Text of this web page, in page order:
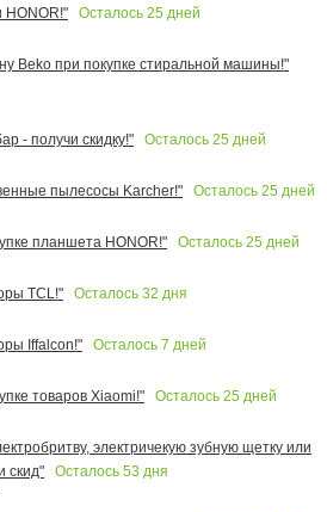
HONOR!"
Осталось 25 дней
Beko при покупке стиральной машины!"
- получи скидку!"
Осталось 25 дней
пылесосы Karcher!"
Осталось 25 дней
планшета HONOR!"
Осталось 25 дней
TCL!"
Осталось 32 дня
Iffalcon!"
Осталось 7 дней
товаров Xiaomi!"
Осталось 25 дней
электричекую зубную щетку или
скид"
Осталось 53 дня